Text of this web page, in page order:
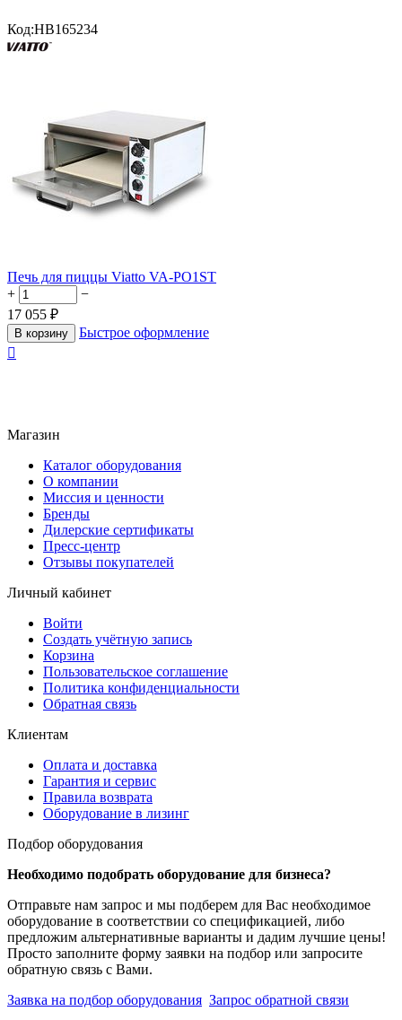
Код:HB165234
Печь для пиццы Viatto VA-PO1ST
+
−
17 055 ₽
В корзину
Быстрое оформление

Магазин
Каталог оборудования
О компании
Миссия и ценности
Бренды
Дилерские сертификаты
Пресс-центр
Отзывы покупателей
Личный кабинет
Войти
Создать учётную запись
Корзина
Пользовательское соглашение
Политика конфиденциальности
Обратная связь
Клиентам
Оплата и доставка
Гарантия и сервис
Правила возврата
Оборудование в лизинг
Подбор оборудования
Необходимо подобрать оборудование для бизнеса?
Отправьте нам запрос и мы подберем для Вас необходимое
оборудование в соответствии со спецификацией, либо
предложим альтернативные варианты и дадим лучшие цены!
Просто заполните форму заявки на подбор или запросите
обратную связь с Вами.
Заявка на подбор оборудования Запрос обратной связи